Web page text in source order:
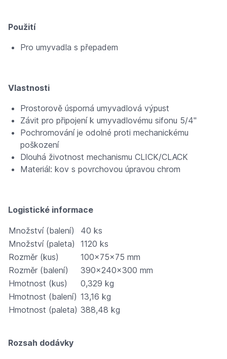
Použití
Pro umyvadla s přepadem
Vlastnosti
Prostorově úsporná umyvadlová výpust
Závit pro připojení k umyvadlovému sifonu 5/4"
Pochromování je odolné proti mechanickému
poškození
Dlouhá životnost mechanismu CLICK/CLACK
Materiál: kov s povrchovou úpravou chrom
Logistické informace
Množství (balení)
40 ks
Množství (paleta)
1120 ks
Rozměr (kus)
100×75×75 mm
Rozměr (balení)
390×240×300 mm
Hmotnost (kus)
0,329 kg
Hmotnost (balení) 13,16 kg
Hmotnost (paleta) 388,48 kg
Rozsah dodávky